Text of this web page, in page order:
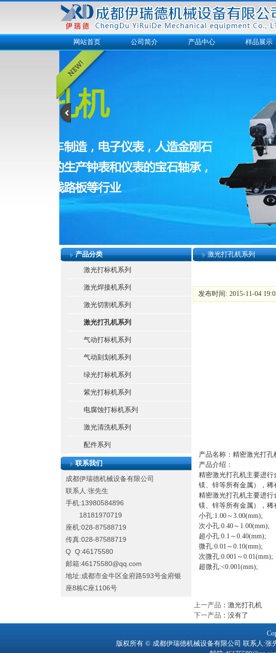
网站首页 公司简介 产品中心 样品展示
产品分类
激光打标机系列
激光焊接机系列
激光切割机系列
激光打孔机系列
气动打标机系列
气动刻划机系列
绿光打标机系列
紫光打标机系列
电腐蚀打标机系列
激光清洗机系列
配件系列
联系我们
成都伊瑞德机械设备有限公司
联系人:张先生
手机:13980584896
18181970719
座机:028-87588719
传真:028-87588719
Q Q:46175580
邮箱:46175580@qq.com
地址:成都市金牛区金府路593号金府银
座8栋C座1106号
激光打孔机系列
发布时间: 2015-11-04
产品名称：精密激光打孔
产品介绍：
精密激光打孔机主要进行
镁、锌等所有金属），稀
精密激光打孔机主要进行
镁、锌等所有金属），稀
小孔:1.00～3.00(mm);
次小孔:0.40～1.00(mm);
超小孔:0.1～0.40(mm);
微孔:0.01～0.10(mm);
次微孔:0.001～0.01(mm);
超微孔:<0.001(mm);
上一产品 ： 激光打孔机
下一产品 ：没有了
版权所有 © 成都伊瑞德机械设备有限公司 联系人:张先